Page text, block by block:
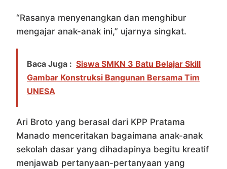
“Rasanya menyenangkan dan menghibur
mengajar anak-anak ini,” ujarnya singkat.
Baca Juga : Siswa SMKN 3 Batu Belajar Skill
Gambar Konstruksi Bangunan Bersama Tim
UNESA
Ari Broto yang berasal dari KPP Pratama
Manado menceritakan bagaimana anak-anak
sekolah dasar yang dihadapinya begitu kreatif
menjawab pertanyaan-pertanyaan yang